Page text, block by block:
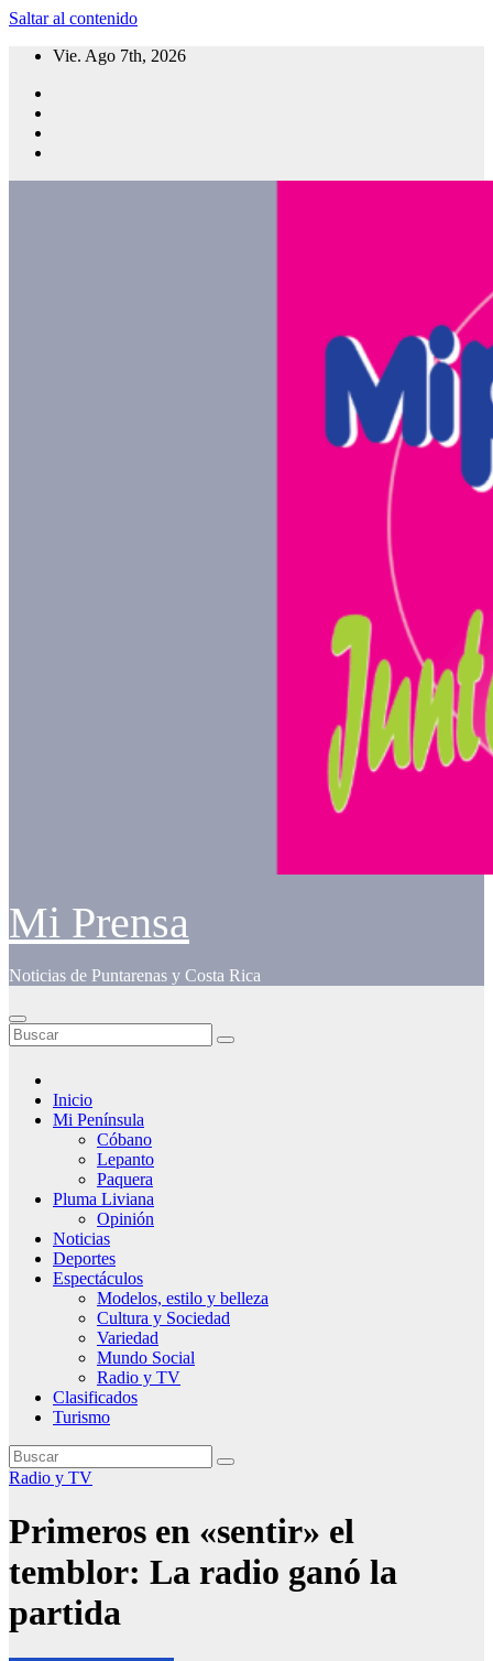
Saltar al contenido
Vie. Ago 7th, 2026
Mi Prensa
Noticias de Puntarenas y Costa Rica
Inicio
Mi Península
Cóbano
Lepanto
Paquera
Pluma Liviana
Opinión
Noticias
Deportes
Espectáculos
Modelos, estilo y belleza
Cultura y Sociedad
Variedad
Mundo Social
Radio y TV
Clasificados
Turismo
Radio y TV
Primeros en «sentir» el
temblor: La radio ganó la
partida